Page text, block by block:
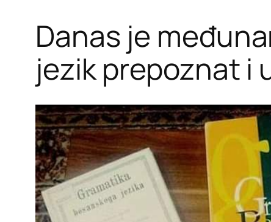
Danas je
jezik prepoznat i